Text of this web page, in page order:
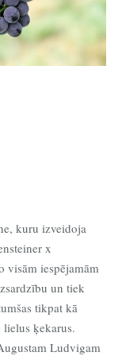
kuru izveidoja
x
visām iespējamām
un tiek
tikpat kā
lielus ķekarus.
Ludvigam